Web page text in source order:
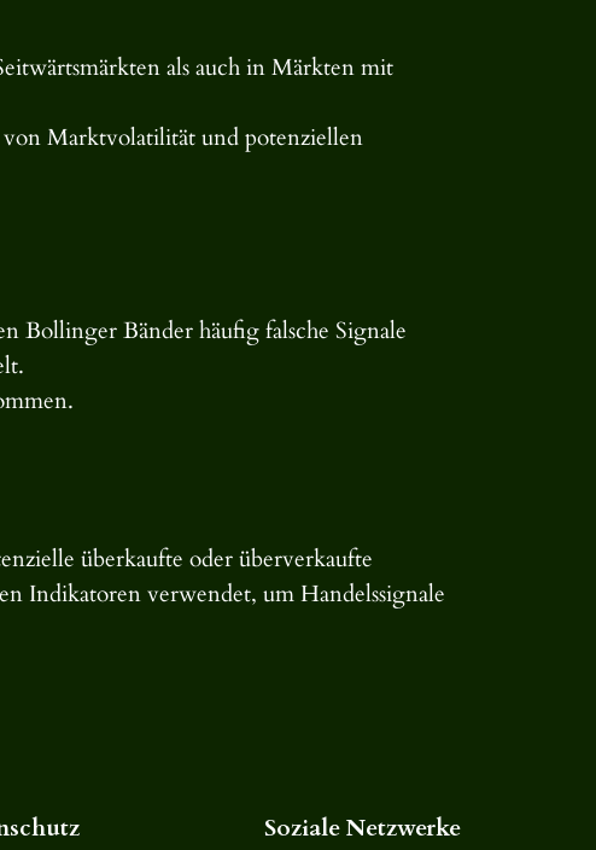
als auch in Märkten mit
Marktvolatilität und potenziellen
Bollinger Bänder häufig falsche Signale
überkaufte oder überverkaufte
Indikatoren verwendet, um Handelssignale
Soziale Netzwerke